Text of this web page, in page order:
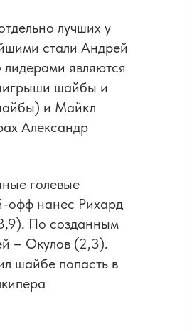
лучших у
стали Андрей
являются
шайбы и
и Майкл
Александр
голевые
офф нанес Рихард
По созданным
– Окулов (2,3).
шайбе попасть в